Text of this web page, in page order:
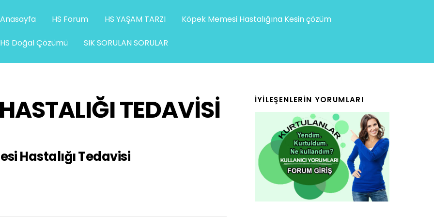
Anasayfa HS Forum HS YAŞAM TARZI Köpek Memesi Hastalığına Kesin çözüm
HS Doğal Çözümü SIK SORULAN SORULAR
TEDAVISI
Hastalığı Tedavisi
İYILEŞENLERIN YORUMLARI